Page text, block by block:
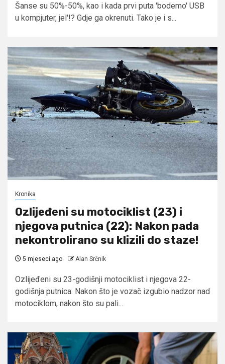
Šanse su 50%-50%, kao i kada prvi puta 'bodemo' USB
u kompjuter, jel'!? Gdje ga okrenuti. Tako je i s...
Kronika
Ozlijeđeni su motociklist (23) i
njegova putnica (22): Nakon pada
nekontrolirano su klizili do staze!
5 mjeseci ago Alan Srčnik
Ozlijeđeni su 23-godišnji motociklist i njegova 22-
godišnja putnica. Nakon što je vozač izgubio nadzor nad
motociklom, nakon što su pali...